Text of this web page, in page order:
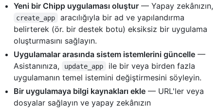
Yeni bir Chipp uygulaması oluştur — Yapay zekânızın,
create_app
aracılığıyla bir ad ve yapılandırma
belirterek (ör. bir destek botu) eksiksiz bir uygulama
oluşturmasını sağlayın.
Uygulamalar arasında sistem istemlerini güncelle —
Asistanınıza,
update_app
ile bir veya birden fazla
uygulamanın temel istemini değiştirmesini söyleyin.
Bir uygulamaya bilgi kaynakları ekle — URL'ler veya
dosyalar sağlayın ve yapay zekânızın